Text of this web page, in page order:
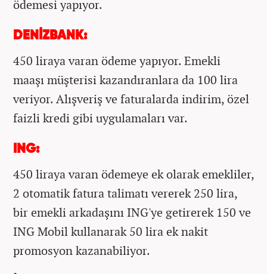
ödemesi yapıyor.
DENİZBANK:
450 liraya varan ödeme yapıyor. Emekli
maaşı müşterisi kazandıranlara da 100 lira
veriyor. Alışveriş ve faturalarda indirim, özel
faizli kredi gibi uygulamaları var.
ING:
450 liraya varan ödemeye ek olarak emekliler,
2 otomatik fatura talimatı vererek 250 lira,
bir emekli arkadaşını ING'ye getirerek 150 ve
ING Mobil kullanarak 50 lira ek nakit
promosyon kazanabiliyor.